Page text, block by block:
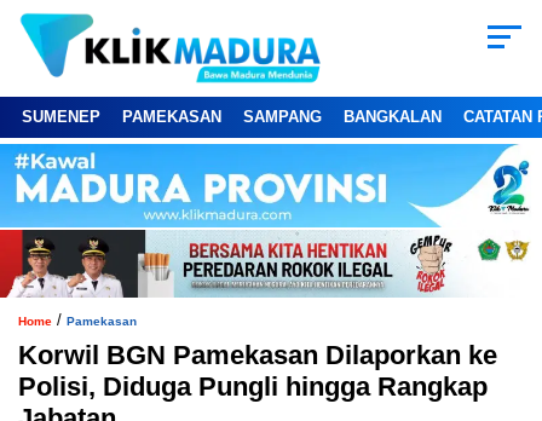
SUMENEP PAMEKASAN SAMPANG BANGKALAN CATATAN
Home / Pamekasan
Korwil BGN Pamekasan Dilaporkan ke
Polisi, Diduga Pungli hingga Rangkap